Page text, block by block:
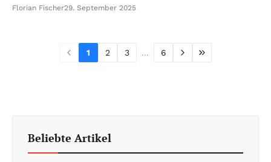
Florian Fischer29. September 2025
1 2 3 ... 6
Beliebte Artikel